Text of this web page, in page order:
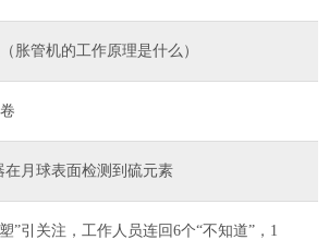
胀管机的工作原理是什么）
在月球表面检测到硫元素
”引关注，工作人员连回6个“不知道”，1